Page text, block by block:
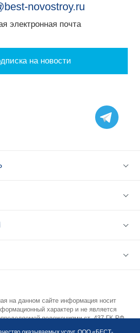
785-56-17
novostroy.ru
электронная почта
на новости
на данном сайте информация носит
характер и не является
положениями ст. 437 ГК РФ.